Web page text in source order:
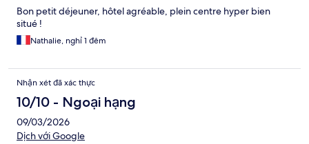
Bon petit déjeuner, hôtel agréable, plein centre hyper bien
situé !
Nathalie, nghỉ 1 đêm
Nhận xét đã xác thực
10/10 - Ngoại hạng
09/03/2026
Dịch với Google